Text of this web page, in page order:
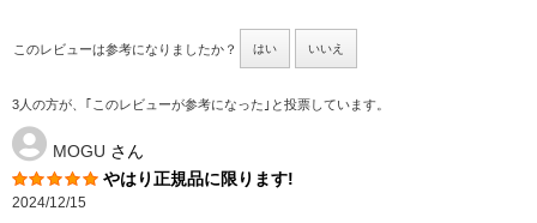
このレビューは参考になりましたか？ はい いいえ
3人の方が、｢このレビューが参考になった｣と投票しています。
MOGU さん
やはり正規品に限ります!
2024/12/15